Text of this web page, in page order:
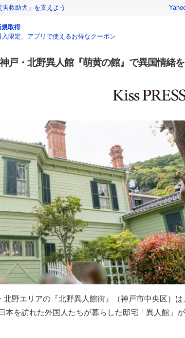
害救助犬」を支えよう
規取得
入限定、アプリで使えるお得なクーポン
戸・北野異人館『萌黄の館』で異国情緒を
野エリアの『北野異人館街』（神戸市中央区）は
本を訪れた外国人たちが暮らした邸宅「異人館」が